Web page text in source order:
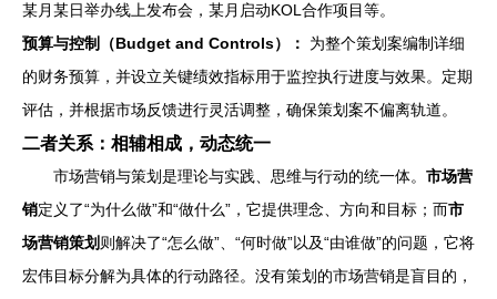
某月某日举办线上发布会，某月启动KOL合作项目等。
预算与控制（Budget and Controls）：
为整个策划案编制详细
的财务预算，并设立关键绩效指标用于监控执行进度与效果。定期
评估，并根据市场反馈进行灵活调整，确保策划案不偏离轨道。
二者关系：相辅相成，动态统一
市场营销与策划是理论与实践、思维与行动的统一体。 市场营
销定义了“为什么做”和“做什么”，它提供理念、方向和目标；而市
场营销策划 则解决了“怎么做”、“何时做”以及“由谁做”的问题，它将
宏伟目标分解为具体的行动路径。没有策划的市场营销是盲目的，